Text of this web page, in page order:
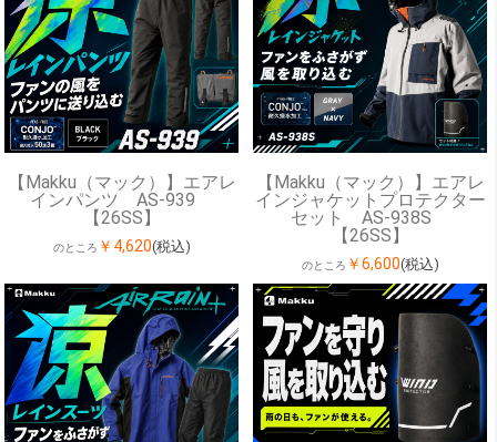
【Makku（マック）】エアレ
インパンツ AS-939
【26SS】
のところ ￥4,620(税込)
【Makku（マック）】エアレ
インジャケットプロテクター
セット AS-938S
【26SS】
のところ ￥6,600(税込)